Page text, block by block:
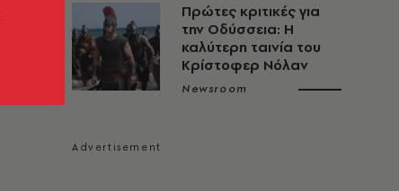
Πρώτες κριτικές για
την Οδύσσεια: Η
καλύτερη ταινία του
Κρίστοφερ Νόλαν
Newsroom